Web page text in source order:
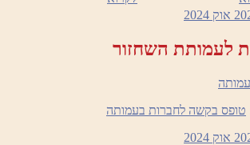
ישראלית
אוק 2024
לעמותת השחזור
טופס בקשה לחברות בעמותה
אוק 2024